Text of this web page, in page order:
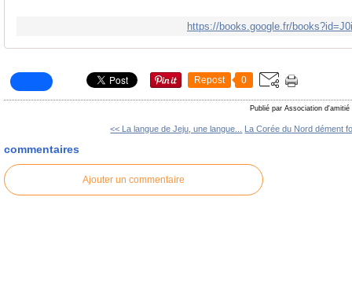
https://books.google.fr/
Repost 0
Publié par Association d'amitié
<< La langue de Jeju, une langue... La Corée du Nord dément
commentaires
Ajouter un commentaire